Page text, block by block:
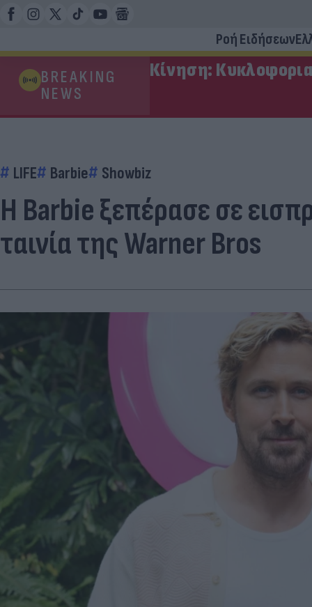
Ροή Ειδήσεων
BREAKING
NEWS
Κίνηση:
LIFE Barbie Showbiz
Η Barbie ξεπέρασε σε
ταινία της Warner Bros